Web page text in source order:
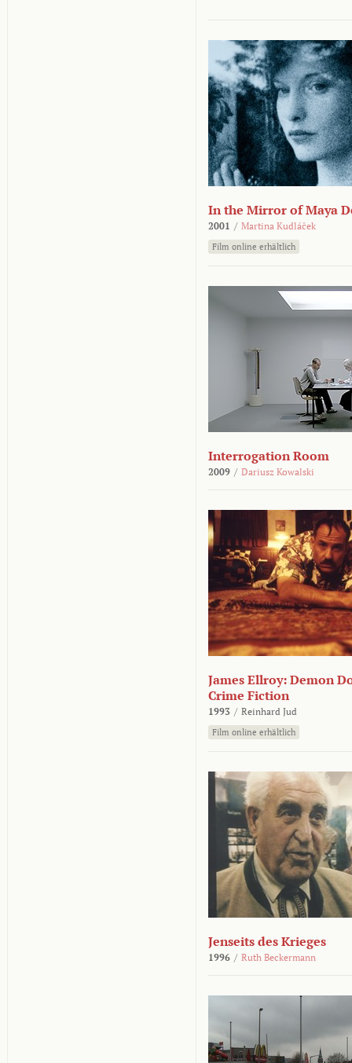
In the Mirror of Maya
2001 / Martina Kudláček
Film online erhältlich
Interrogation Room
2009 / Dariusz Kowalski
James Ellroy: Demon
Crime Fiction
1993 / Reinhard Jud
Film online erhältlich
Jenseits des Krieges
1996 / Ruth Beckermann